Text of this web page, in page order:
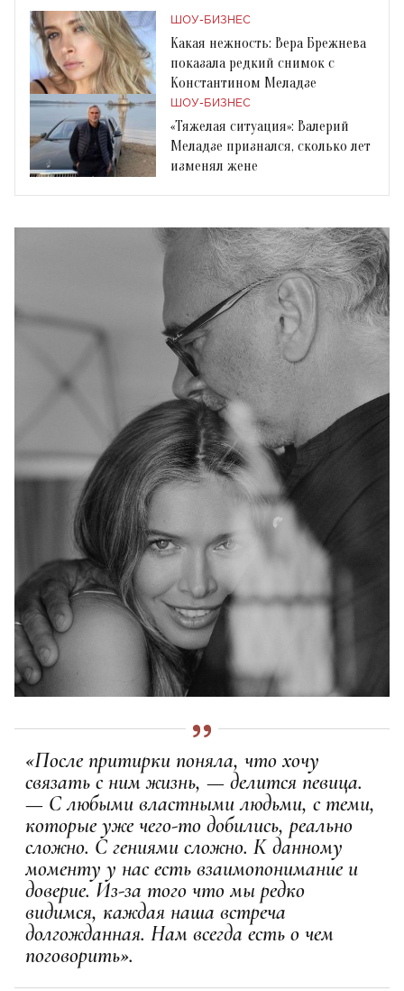
ШОУ-БИЗНЕС
Какая нежность: Вера Брежнева
показала редкий снимок с
Константином Меладзе
ШОУ-БИЗНЕС
«Тяжелая ситуация»: Валерий
Меладзе признался, сколько лет
изменял жене
«После притирки поняла, что хочу
связать с ним жизнь, — делится певица.
— С любыми властными людьми, с теми,
которые уже чего-то добились, реально
сложно. С гениями сложно. К данному
моменту у нас есть взаимопонимание и
доверие. Из-за того что мы редко
видимся, каждая наша встреча
долгожданная. Нам всегда есть о чем
поговорить».